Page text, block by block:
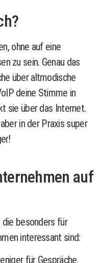
ohne auf eine
zu sein. Genau das
über altmodische
deine Stimme in
sie über das Internet.
in der Praxis super
auf
besonders für
interessant sind:
für Gespräche,